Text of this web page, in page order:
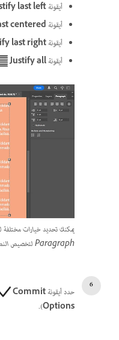
أيقونةlast left
أيقونةcentered
أيقونةlast right
أيقونةJustify all
يمكنك تحديد خيارات مختلفة
Paragraph لتخصيص النص.
حدد أيقونةCommit
Options
).